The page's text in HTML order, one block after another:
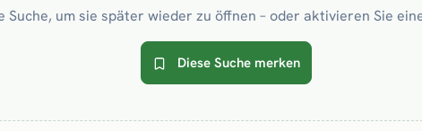
Suche, um sie später wieder zu öffnen – oder aktivieren Sie
Diese Suche merken